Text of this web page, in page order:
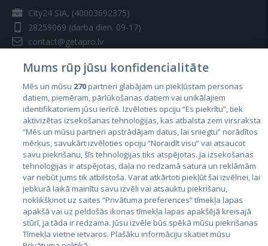
City24 SIA, (40003692375)
28259069 (darba dien. 09-17)
contact@getapro.lv
Valstis
Igaunija
Latvija
Lietuva
Mums rūp jūsu konfidencialitāte
Mēs un mūsu 270partneri glabājam un piekļūstam personas
datiem, piemēram, pārlūkošanas datiem vai unikālajiem
identifikatoriem jūsu ierīcē. Izvēloties opciju “Es piekrītu”, tiek
aktivizētas izsekošanas tehnoloģijas, kas atbalsta zem virsraksta
“Mēs un mūsu partneri apstrādājam datus, lai sniegtu” norādītos
mērķus, savukārt izvēloties opciju “Noraidīt visu” vai atsaucot
savu piekrišanu, šīs tehnoloģijas tiks atspējotas. Ja izsekošanas
tehnoloģijas ir atspējotas, daļa no redzamā satura un reklāmām
var nebūt jums tik atbilstoša. Varat atkārtoti piekļūt šai izvēlnei, lai
jebkurā laikā mainītu savu izvēli vai atsauktu piekrišanu,
noklikšķinot uz saites “Privātuma preferences” tīmekļa lapas
apakšā vai uz peldošās ikonas tīmekļa lapas apakšējā kreisajā
stūrī, ja tāda ir redzama. Jūsu izvēle būs spēkā mūsu piekrišanas
Tīmekļa vietne ietvaros. Plašāku informāciju skatiet mūsu